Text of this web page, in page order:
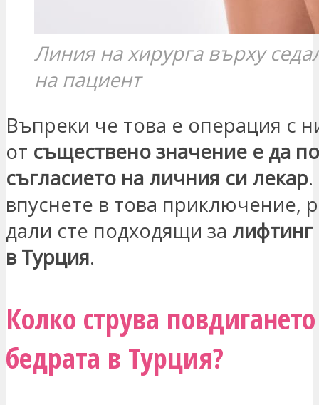
Линия на хирурга върху
на пациент
Въпреки че това е операция с
от съществено значение е да
съгласието на личния си лекар
впуснете в това приключение,
дали сте подходящи за лифтинг
в Турция.
Колко струва
бедрата в Турция?